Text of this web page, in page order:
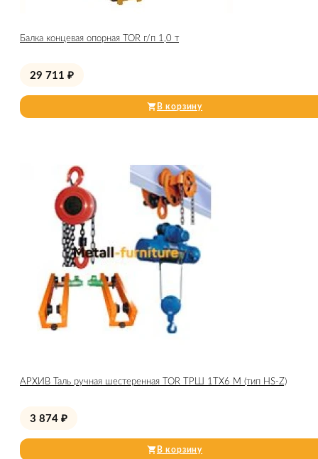
Балка концевая опорная TOR г/п 1,0 т
29 711 ₽
В корзину
АРХИВ Таль ручная шестеренная TOR ТРШ 1ТХ6 М (тип HS-Z)
3 874 ₽
В корзину